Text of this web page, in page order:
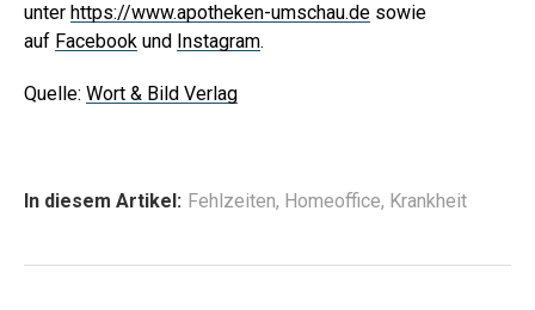
unter https://www.apotheken-umschau.de sowie
auf Facebook und Instagram.
Quelle: Wort & Bild Verlag
In diesem Artikel: Fehlzeiten, Homeoffice, Krankheit